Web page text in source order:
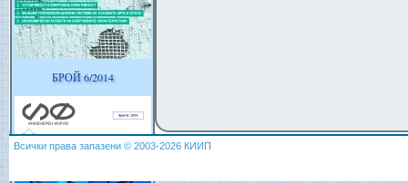
БРОЙ 6/2014
Всички права запазени © 2003-2026 КИИП